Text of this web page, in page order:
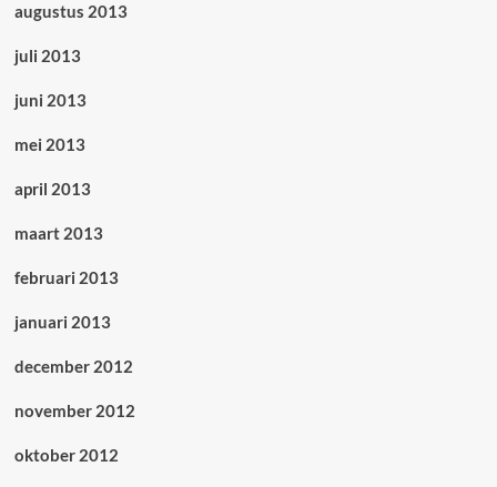
augustus 2013
juli 2013
juni 2013
mei 2013
april 2013
maart 2013
februari 2013
januari 2013
december 2012
november 2012
oktober 2012